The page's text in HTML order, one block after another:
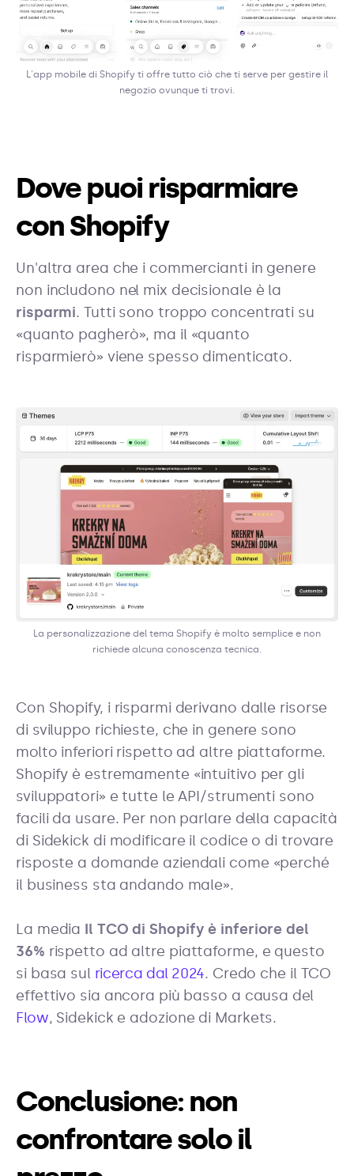
L'app mobile di Shopify ti offre tutto ciò che ti serve per gestire il
negozio ovunque ti trovi.
Dove puoi risparmiare
con Shopify
Un'altra area che i commercianti in genere
non includono nel mix decisionale è la
risparmi. Tutti sono troppo concentrati su
«quanto pagherò», ma il «quanto
risparmierò» viene spesso dimenticato.
La personalizzazione del tema Shopify è molto semplice e non
richiede alcuna conoscenza tecnica.
Con Shopify, i risparmi derivano dalle risorse
di sviluppo richieste, che in genere sono
molto inferiori rispetto ad altre piattaforme.
Shopify è estremamente «intuitivo per gli
sviluppatori» e tutte le API/strumenti sono
facili da usare. Per non parlare della capacità
di Sidekick di modificare il codice o di trovare
risposte a domande aziendali come «perché
il business sta andando male».
La media Il TCO di Shopify è inferiore del
36% rispetto ad altre piattaforme, e questo
si basa sul ricerca dal 2024. Credo che il TCO
effettivo sia ancora più basso a causa del
Flow, Sidekick e adozione di Markets.
Conclusione: non
confrontare solo il